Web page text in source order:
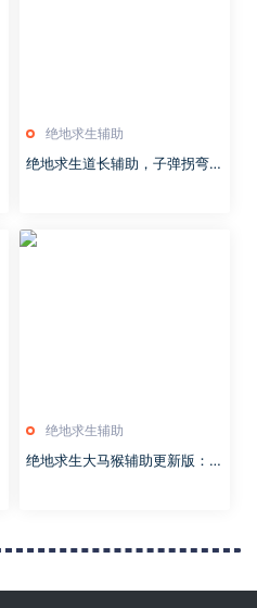
绝地求生辅助
绝地求生道长辅助，子弹拐弯，
绝地求生辅助
绝地求生大马猴辅助更新版：原